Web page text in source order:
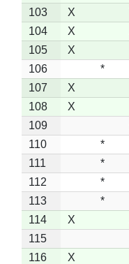
103 X
104
X
105
X
106
*
107
X
108
X
109
110
*
111
*
112
*
113
*
114
X
115
116
X